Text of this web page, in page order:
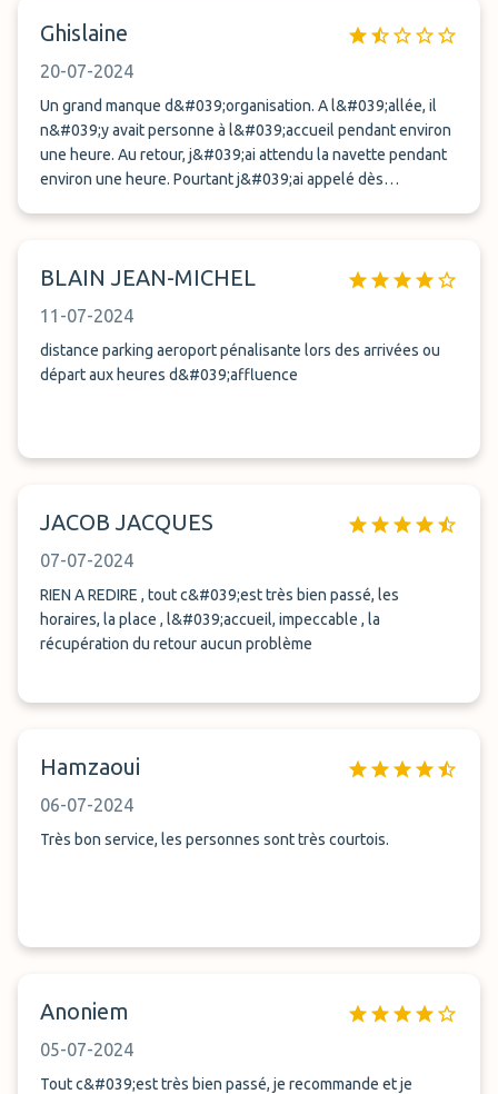
Ghislaine
20-07-2024
Un grand manque d&#039;organisation. A l&#039;allée, il
n&#039;y avait personne à l&#039;accueil pendant environ
une heure. Au retour, j&#039;ai attendu la navette pendant
environ une heure. Pourtant j&#039;ai appelé dès
chauffeur était sympathique ce qui fait remonter la note.
BLAIN JEAN-MICHEL
11-07-2024
distance parking aeroport pénalisante lors des arrivées ou
départ aux heures d&#039;affluence
JACOB JACQUES
07-07-2024
RIEN A REDIRE , tout c&#039;est très bien passé, les
horaires, la place , l&#039;accueil, impeccable , la
récupération du retour aucun problème
Hamzaoui
06-07-2024
Très bon service, les personnes sont très courtois.
Anoniem
05-07-2024
Tout c&#039;est très bien passé, je recommande et je